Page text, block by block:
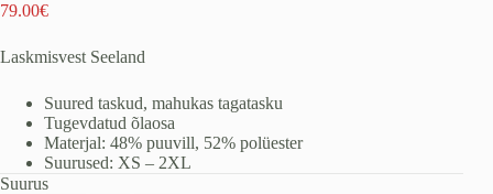
79.00€
Laskmisvest Seeland
Suured taskud, mahukas tagatasku
Tugevdatud õlaosa
Materjal: 48% puuvill, 52% polüester
Suurused: XS – 2XL
Suurus